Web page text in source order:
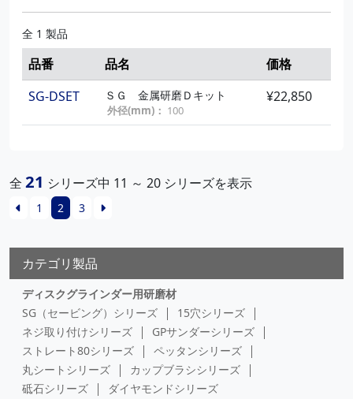
全 1 製品
品番 品名
価格
SG-DSET
ＳＧ 金属研磨Ｄキット
外径(mm)： 100
¥22,850
全 21 シリーズ中 11 ～ 20 シリーズを表示
1 2 3
カテゴリ製品
ディスクグラインダー用研磨材
SG（セービング）シリーズ
15穴シリーズ
ネジ取り付けシリーズ
GPサンダーシリーズ
ストレート80シリーズ
ペッタンシリーズ
丸シートシリーズ
カップブラシシリーズ
砥石シリーズ
ダイヤモンドシリーズ